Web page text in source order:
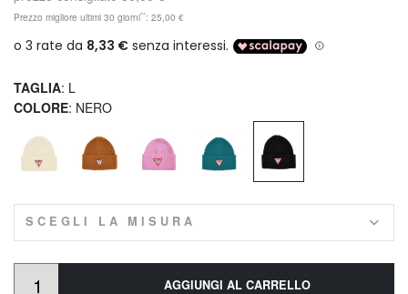
Prezzo migliore ultimi 30 giorni**: 25,00 €
TAGLIA: L
COLORE: NERO
SCEGLI LA MISURA
AGGIUNGI AL CARRELLO